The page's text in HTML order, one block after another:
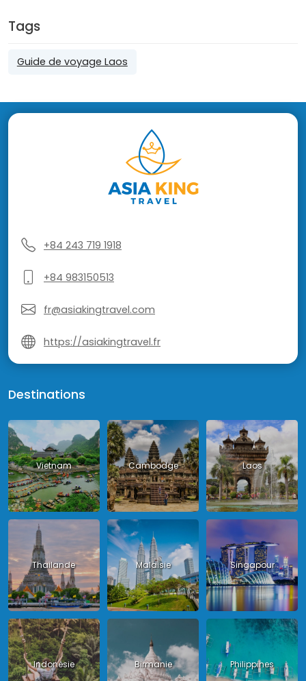
Tags
Guide de voyage Laos
+84 243 719 1918
+84 983150513
fr@asiakingtravel.com
https://asiakingtravel.fr
Destinations
Vietnam Cambodge Laos
Thailande Malaisie Singapour
Indonésie Birmanie Philippines